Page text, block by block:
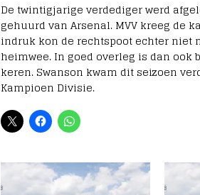
De twintigjarige verdediger werd
gehuurd van Arsenal. MVV kreeg de
indruk kon de rechtspoot echter niet
heimwee. In goed overleg is dan ook
keren. Swanson kwam dit seizoen
Kampioen Divisie.